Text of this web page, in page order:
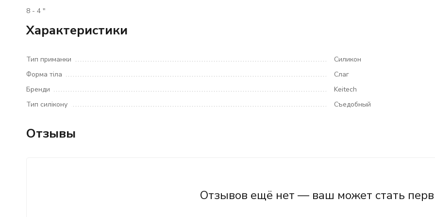
8 - 4 "
Характеристики
Тип приманки
Силикон
Форма тіла
Слаг
Бренди
Keitech
Тип силікону
Съедобный
Отзывы
Отзывов ещё нет — ваш может стать